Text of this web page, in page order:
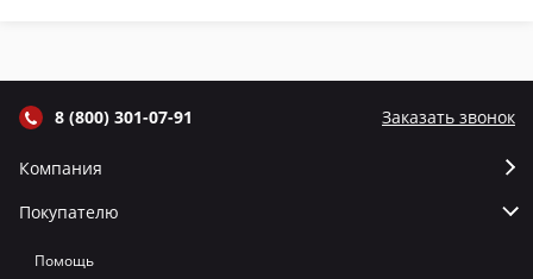
8 (800) 301-07-91 Заказать звонок
Компания
Покупателю
Помощь